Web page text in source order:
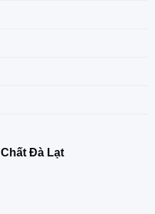
Đà Lạt